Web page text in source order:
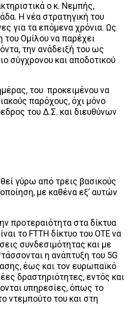
ο κ. Νεμπής,
Η νέα στρατηγική του
για τα επόμενα χρόνια. Ως
του Ομίλου να παρέχει
την ανάδειξή του ως
σύγχρονου και αποδοτικού
του προκειμένου να
παρόχους, όχι μόνο
του Δ.Σ. και διευθύνων
γύρω από τρεις βασικούς
με καθένα εξ’ αυτών
προτεραιότητα στα δίκτυα
το FTTH δίκτυο του ΟΤΕ να
συνδεσιμότητας και με
η ανάπτυξη του 5G
έως και τον ευρωπαϊκό
δραστηριότητες, εντός και
υπηρεσίες, όπως το
ντεμπούτο του και στη